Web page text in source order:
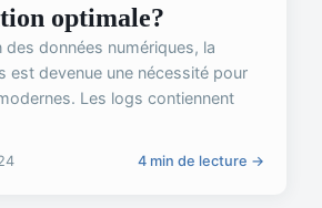
optimale?
des données numériques, la
est devenue une nécessité pour
Les logs contiennent
4 min de lecture →